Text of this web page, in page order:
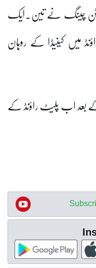
چینگ نے تین۔ایک
میں کینیڈا کے روہان
بعد اب پلیٹ راؤنڈ کے